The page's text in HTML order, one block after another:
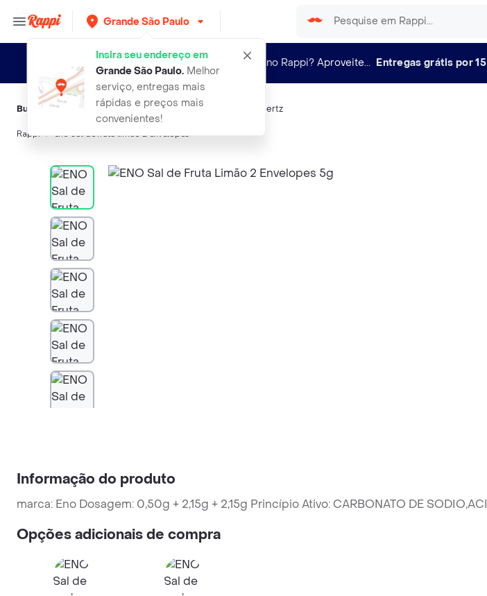
Grande São Paulo
Insira seu endereço em
Grande São Paulo.Melhor
serviço, entregas mais
rápidas e preços mais
convenientes!
Novo no Rappi? Aproveite... Entregas grátis por
Buscas relacionadas:Antiácidos,Eno,Estomazil Hertz
Rappi eno sal de fruta limao 2 envelopes
Informação do produto
marca: Eno Dosagem: 0,50g + 2,15g + 2,15g Princípio Ativo: CARBONATO DE
Opções adicionais de compra